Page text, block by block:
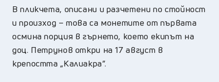
В пликчета, описани и разчетени по стойност
и произход – това са монетите от първата
осмина порция в гърнето, което екипът на
доц. Петрунов откри на 17 август в
крепостта „Калиакра”.